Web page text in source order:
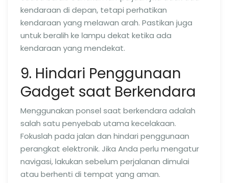
kendaraan di depan, tetapi perhatikan
kendaraan yang melawan arah. Pastikan juga
untuk beralih ke lampu dekat ketika ada
kendaraan yang mendekat.
9. Hindari Penggunaan
Gadget saat Berkendara
Menggunakan ponsel saat berkendara adalah
salah satu penyebab utama kecelakaan.
Fokuslah pada jalan dan hindari penggunaan
perangkat elektronik. Jika Anda perlu mengatur
navigasi, lakukan sebelum perjalanan dimulai
atau berhenti di tempat yang aman.